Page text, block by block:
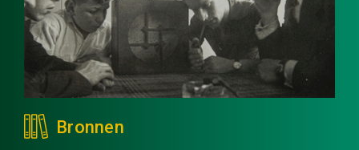
Bronnen